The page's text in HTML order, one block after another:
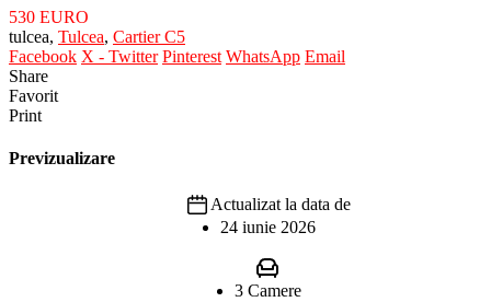
530 EURO
tulcea, Tulcea, Cartier C5
Facebook X - Twitter Pinterest WhatsApp Email
Share
Favorit
Print
Previzualizare
Actualizat la data de
24 iunie 2026
3 Camere